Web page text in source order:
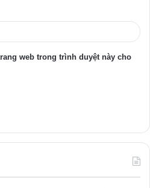
web trong trình duyệt này cho